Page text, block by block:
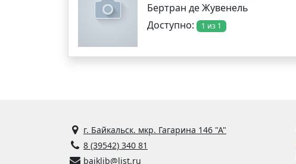
Бертран де Жувенель
Доступно:
1 из 1
г. Байкальск. мкр. Гагарина 146 "А"
8 (39542) 340 81
baiklib@list.ru